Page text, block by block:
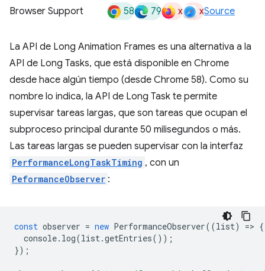
Browser Support 58 79 x xSource
La API de Long Animation Frames es una alternativa a la
API de Long Tasks, que está disponible en Chrome
desde hace algún tiempo (desde Chrome 58). Como su
nombre lo indica, la API de Long Task te permite
supervisar tareas largas, que son tareas que ocupan el
subproceso principal durante 50 milisegundos o más.
Las tareas largas se pueden supervisar con la interfaz
PerformanceLongTaskTiming , con un
PeformanceObserver :
const observer = new PerformanceObserver((list) => {
console. log(list.getEntries());
});